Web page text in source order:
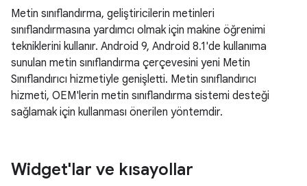
Metin sınıflandırma, geliştiricilerin metinleri
sınıflandırmasına yardımcı olmak için makine öğrenimi
tekniklerini kullanır. Android 9, Android 8.1'de kullanıma
sunulan metin sınıflandırma çerçevesini yeni Metin
Sınıflandırıcı hizmetiyle genişletti. Metin sınıflandırıcı
hizmeti, OEM'lerin metin sınıflandırma sistemi desteği
sağlamak için kullanması önerilen yöntemdir.
Widget'lar ve kısayollar